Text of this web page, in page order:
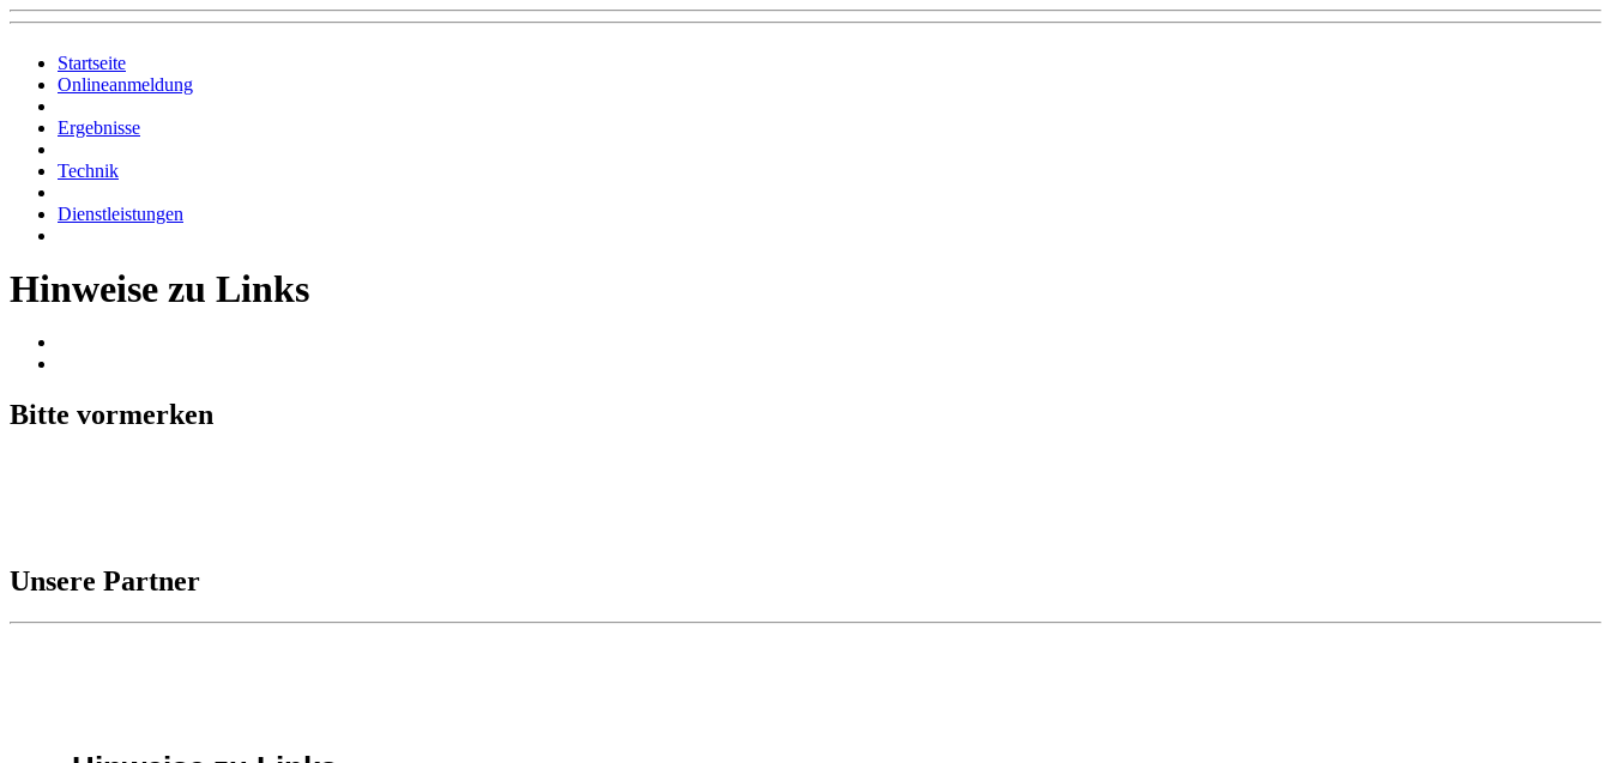
Startseite
Onlineanmeldung
Ergebnisse
Technik
Dienstleistungen
Hinweise zu Links
Bitte vormerken
Unsere Partner